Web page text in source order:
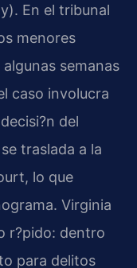
). En el tribunal
menores
semanas
caso involucra
del
traslada a la
, lo que
Virginia
r?pido: dentro
para delitos